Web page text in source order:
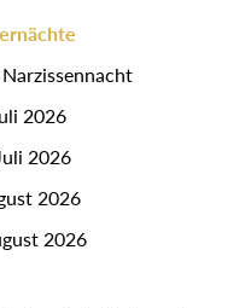
2026
2026
2026
2026